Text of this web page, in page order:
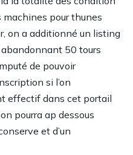
pour thunes
on a additionné un listing
50 tours
de pouvoir
si l’on
effectif dans cet portail
pourra ap dessous
et d’un